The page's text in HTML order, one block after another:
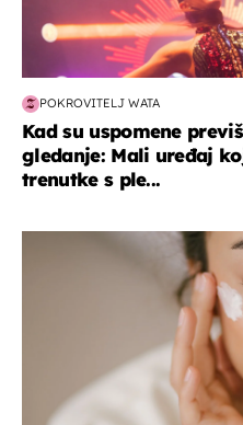
POKROVITELJ WATA
Kad su uspomene
gledanje: Mali uređaj
trenutke s ple...
moda & ljepota